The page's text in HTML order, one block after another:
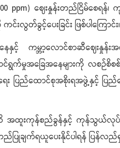
ဈေးနှုန်းတည်ငြိမ်စေရန်၊
တ်ခွင့်ပေးခြင်း ဖြစ်ပါကြောင်း
င့် ကမ္ဘာ့လောင်စာဆီဈေးနှုန်း
င်ရွက်မှုအခြေအနေများကို လစဉ်
ပြည်ထောင်စုအစိုးရအဖွဲ့နှင့် ပ
အထူးကုန်စည်ခွန်နှင့် ကုန်သွယ်လုပ်
ျက်ရယူပေးနိုင်ပါရန် ပြန်လည်